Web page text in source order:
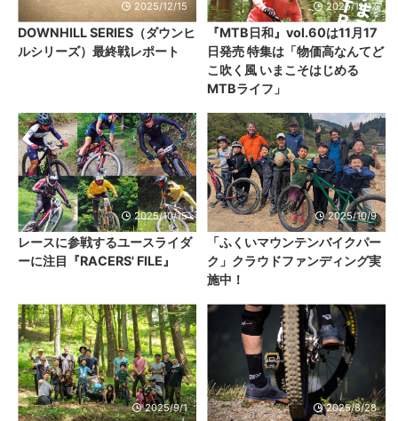
2025/12/15
DOWNHILL SERIES（ダウンヒ
ルシリーズ）最終戦レポート
2025/11/17
『MTB日和』vol.60は11月17
日発売 特集は「物価高なんてど
こ吹く風 いまこそはじめる
MTBライフ」
2025/10/15
レースに参戦するユースライダ
ーに注目『RACERS' FILE』
2025/10/9
「ふくいマウンテンバイクパー
ク」クラウドファンディング実
施中！
2025/9/1 2025/8/28